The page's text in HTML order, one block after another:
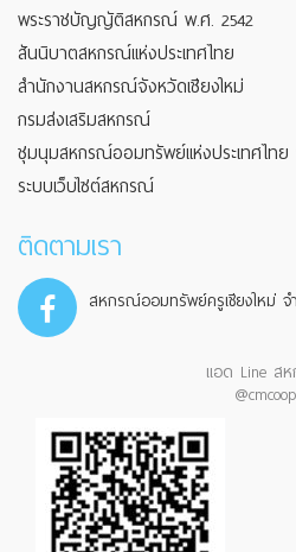
พระราชบัญญัติสหกรณ์ พ.ศ. 2542
สันนิบาตสหกรณ์แห่งประเทศไทย
สำนักงานสหกรณ์จังหวัดเชียงใหม่
กรมส่งเสริมสหกรณ์
ชุมนุมสหกรณ์ออมทรัพย์แห่งประเทศไท
ระบบเว็บไซต์สหกรณ์
ติดตามเรา
สหกรณ์ออมทรัพย์ครูเชียงใหม่ จ
แอด Line ส
@cmcoop